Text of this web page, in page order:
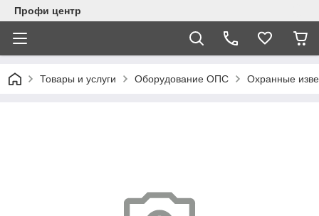
Профи центр
Товары и услуги Оборудование ОПС Охранные